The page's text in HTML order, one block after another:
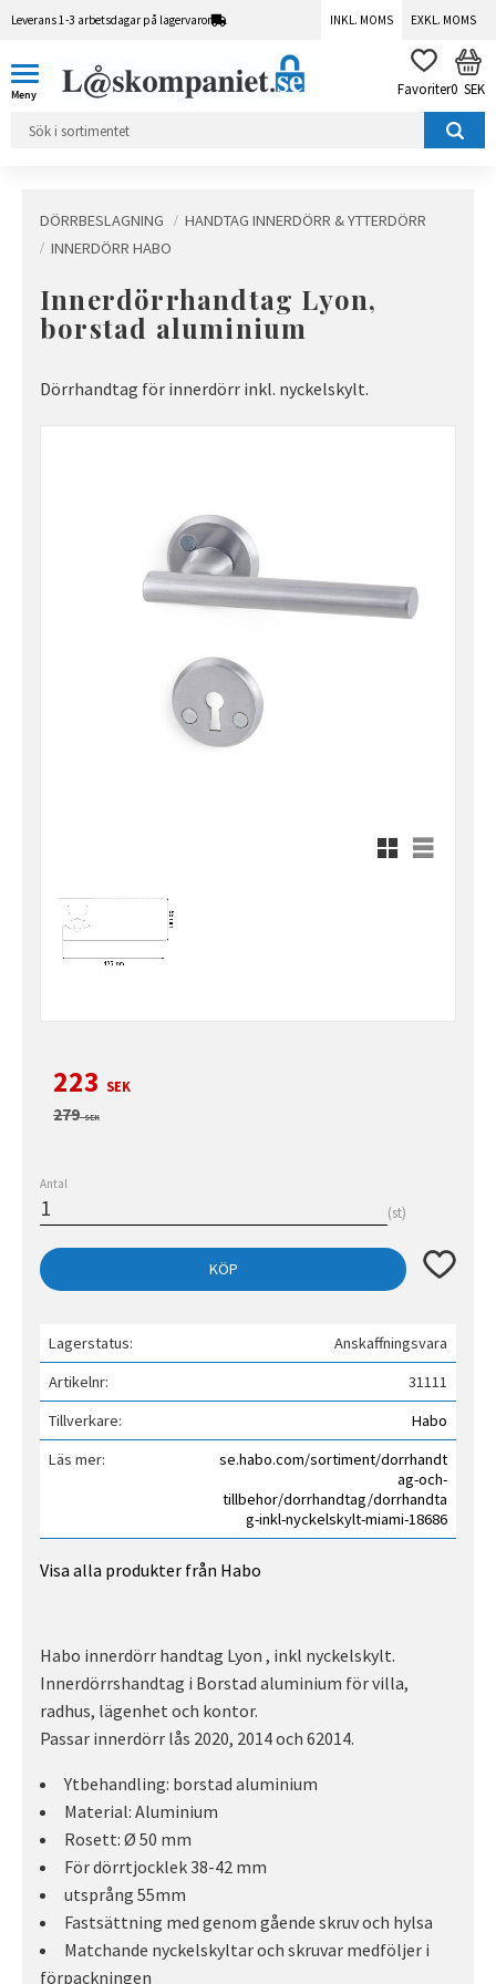
Leverans 1-3 arbetsdagar på lagervaror INKL. MOMS EXKL. MOMS
FAVORITER
0 SEK
DÖRRBESLAGNING
HANDTAG INNERDÖRR & YTTERDÖRR
INNERDÖRR HABO
Innerdörrhandtag Lyon,
borstad aluminium
Dörrhandtag för innerdörr inkl. nyckelskylt.
Rutnätsvy
Listvy
Nedsatt pris:
223 SEK
Ordinarie pris:
279SEK
Antal
st
KÖP Lägg till
Lagerstatus
Anskaffningsvara
Artikelnr
31111
Tillverkare
Habo
Läs mer
se.habo.com/sortiment/dorrhandt
ag-och-
tillbehor/dorrhandtag/dorrhandta
g-inkl-nyckelskylt-miami-18686
Visa alla produkter från Habo
Habo innerdörr handtag Lyon , inkl nyckelskylt.
Innerdörrshandtag i Borstad aluminium för villa,
radhus, lägenhet och kontor.
Passar innerdörr lås 2020, 2014 och 62014.
Ytbehandling: borstad aluminium
Material: Aluminium
Rosett: Ø 50 mm
För dörrtjocklek 38-42 mm
utsprång 55mm
Fastsättning med genom gående skruv och hylsa
Matchande nyckelskyltar och skruvar medföljer i
förpackningen